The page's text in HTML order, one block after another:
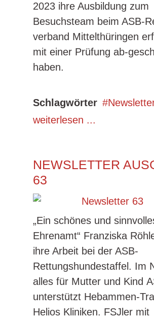
2023 ihre Ausbildung zum
Besuchsteam beim ASB-
verband Mittelthüringen
mit einer Prüfung ab-
haben.
Schlagwörter
weiterlesen ...
NEWSLETTER
63
„Ein schönes und
Ehrenamt“ Franziska
ihre Arbeit bei der ASB-
Rettungshundestaffel. Im
alles für Mutter und Kind
unterstützt Hebammen-
Helios Kliniken. FSJler mit